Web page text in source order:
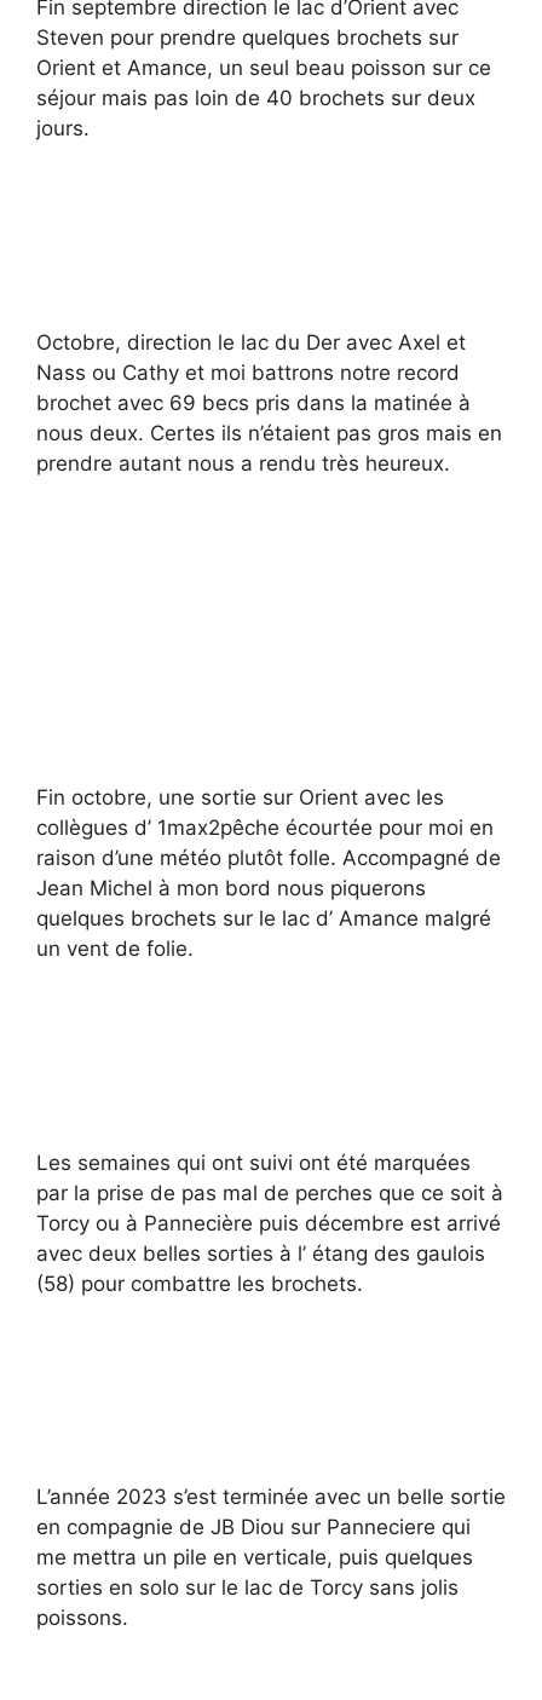
Fin septembre direction le lac d’Orient avec
Steven pour prendre quelques brochets sur
Orient et Amance, un seul beau poisson sur ce
séjour mais pas loin de 40 brochets sur deux
jours.
Octobre, direction le lac du Der avec Axel et
Nass ou Cathy et moi battrons notre record
brochet avec 69 becs pris dans la matinée à
nous deux. Certes ils n’étaient pas gros mais en
prendre autant nous a rendu très heureux.
Fin octobre, une sortie sur Orient avec les
collègues d’ 1max2pêche écourtée pour moi en
raison d’une météo plutôt folle. Accompagné de
Jean Michel à mon bord nous piquerons
quelques brochets sur le lac d’ Amance malgré
un vent de folie.
Les semaines qui ont suivi ont été marquées
par la prise de pas mal de perches que ce soit à
Torcy ou à Pannecière puis décembre est arrivé
avec deux belles sorties à l’ étang des gaulois
(58) pour combattre les brochets.
L’année 2023 s’est terminée avec un belle sortie
en compagnie de JB Diou sur Panneciere qui
me mettra un pile en verticale, puis quelques
sorties en solo sur le lac de Torcy sans jolis
poissons.